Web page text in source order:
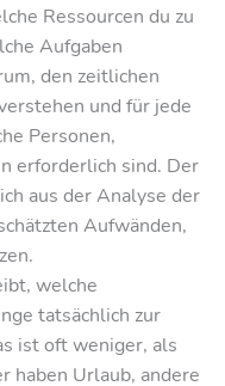
Ressourcen du zu
Aufgaben
den zeitlichen
und für jede
Personen,
erforderlich sind. Der
aus der Analyse der
Aufwänden,
welche
tatsächlich zur
ist oft weniger, als
haben Urlaub, andere